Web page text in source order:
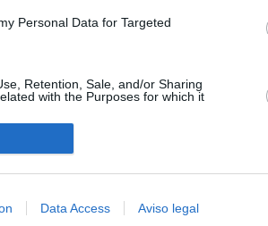
Personal Data for Targeted
Retention, Sale, and/or Sharing
with the Purposes for which it
Data Access Aviso legal
los ministros acudan al Senado en